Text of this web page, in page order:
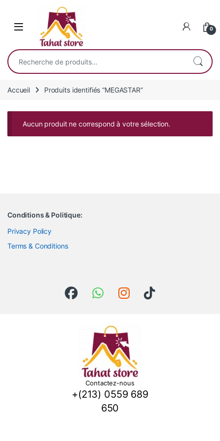
0
Recherche pour :
Accueil Produits identifiés “MEGASTAR”
Aucun produit ne correspond à votre sélection.
Conditions & Politique:
Privacy Policy
Terms & Conditions
Contactez-nous
+(213) 0559 689
650